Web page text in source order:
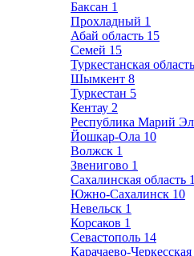
Баксан 1
Прохладный 1
Абай область 15
Семей 15
Туркестанская область
Шымкент 8
Туркестан 5
Кентау 2
Республика Марий Эл
Йошкар-Ола 10
Волжск 1
Звенигово 1
Сахалинская область
Южно-Сахалинск 10
Невельск 1
Корсаков 1
Севастополь 14
Карачаево-